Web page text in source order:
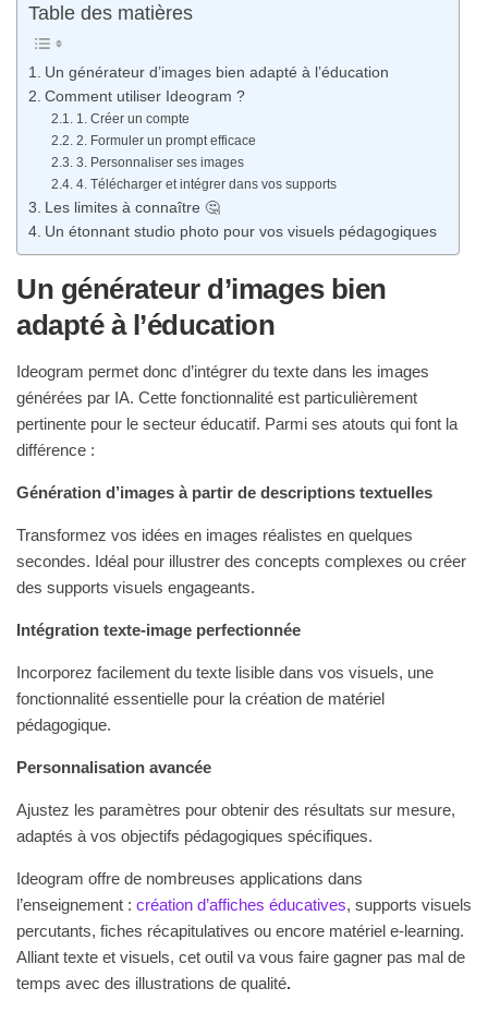
Table des matières
Un générateur d’images bien adapté à l’éducation
Comment utiliser Ideogram ?
1. Créer un compte
2. Formuler un prompt efficace
3. Personnaliser ses images
4. Télécharger et intégrer dans vos supports
Les limites à connaître 🤔
Un étonnant studio photo pour vos visuels pédagogiques
Un générateur d’images bien
adapté à l’éducation
Ideogram permet donc d’intégrer du texte dans les images
générées par IA. Cette fonctionnalité est particulièrement
pertinente pour le secteur éducatif. Parmi ses atouts qui font la
différence :
Génération d’images à partir de descriptions textuelles
Transformez vos idées en images réalistes en quelques
secondes. Idéal pour illustrer des concepts complexes ou créer
des supports visuels engageants.
Intégration texte-image perfectionnée
Incorporez facilement du texte lisible dans vos visuels, une
fonctionnalité essentielle pour la création de matériel
pédagogique.
Personnalisation avancée
Ajustez les paramètres pour obtenir des résultats sur mesure,
adaptés à vos objectifs pédagogiques spécifiques.
Ideogram offre de nombreuses applications dans
l’enseignement : création d’affiches éducatives, supports visuels
percutants, fiches récapitulatives ou encore matériel e-learning.
Alliant texte et visuels, cet outil va vous faire gagner pas mal de
temps avec des illustrations de qualité.